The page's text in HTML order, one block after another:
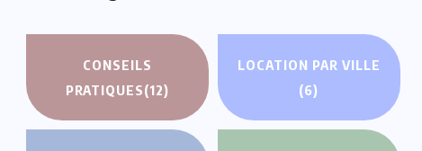
CONSEILS
PRATIQUES(12)
LOCATION PAR VILLE
(6)